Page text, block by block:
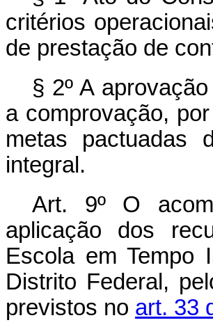
critérios
de prestação de
§ 2º A
a comprovação,
metas pactuadas
integral.
Art. 9º O
aplicação dos
Escola em Tempo
Distrito Federal,
previstos no art. 33